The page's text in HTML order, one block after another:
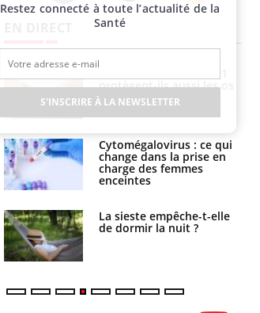
Facebook Twitter Instagram
protègent-ils aussi les os
?
Cytomégalovirus : ce qui
change dans la prise en
charge des femmes
enceintes
La sieste empêche-t-elle
de dormir la nuit ?
Restez connecté à toute l’actualité de la
Santé
S'INSCRIRE À LA NEWSLETTER